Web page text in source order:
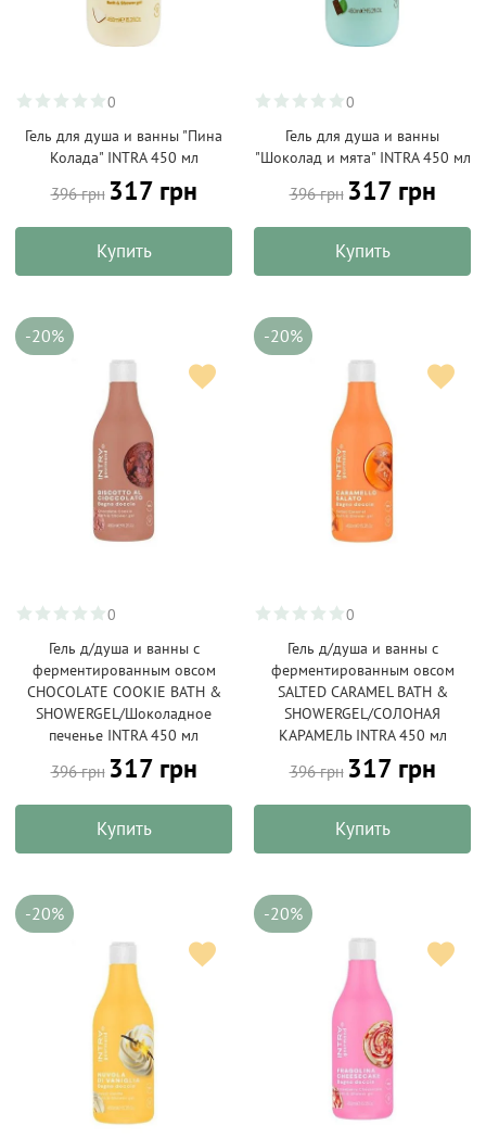
0
Гель для душа и ванны "Пина
Колада" INTRA 450 мл
396 грн 317 грн
Купить
0
Гель для душа и ванны
"Шоколад и мята" INTRA 450 мл
396 грн 317 грн
Купить
-20%
0
Гель д/душа и ванны с
ферментированным овсом
CHOCOLATE COOKIE BATH &
SHOWERGEL/Шоколадное
печенье INTRA 450 мл
396 грн 317 грн
Купить
-20%
0
Гель д/душа и ванны с
ферментированным овсом
SALTED CARAMEL BATH &
SHOWERGEL/СОЛОНАЯ
КАРАМЕЛЬ INTRA 450 мл
396 грн 317 грн
Купить
-20% -20%